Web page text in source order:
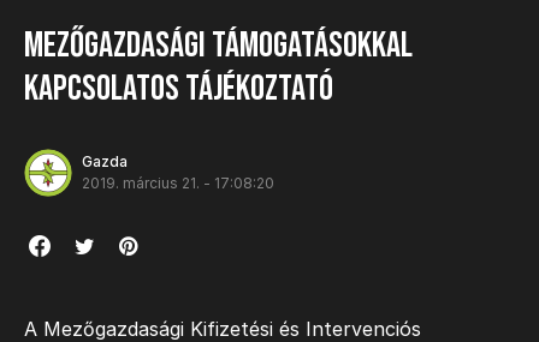
Mezőgazdasági támogatásokkal
kapcsolatos tájékoztató
Gazda
2019. március 21. - 17:08:20
A Mezőgazdasági Kifizetési és Intervenciós